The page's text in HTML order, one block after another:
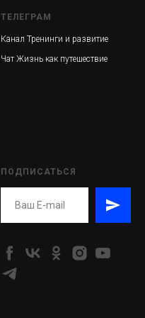
ТЕЛЕГРАМ
Канал Тренинги и развитие
Чат Жизнь как путешествие
ПОДПИСАТЬСЯ